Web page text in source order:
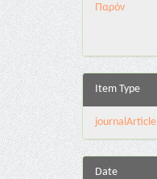
Παρόν
Item Type
journalArticle
Date